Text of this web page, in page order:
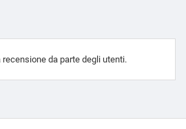
da parte degli utenti.